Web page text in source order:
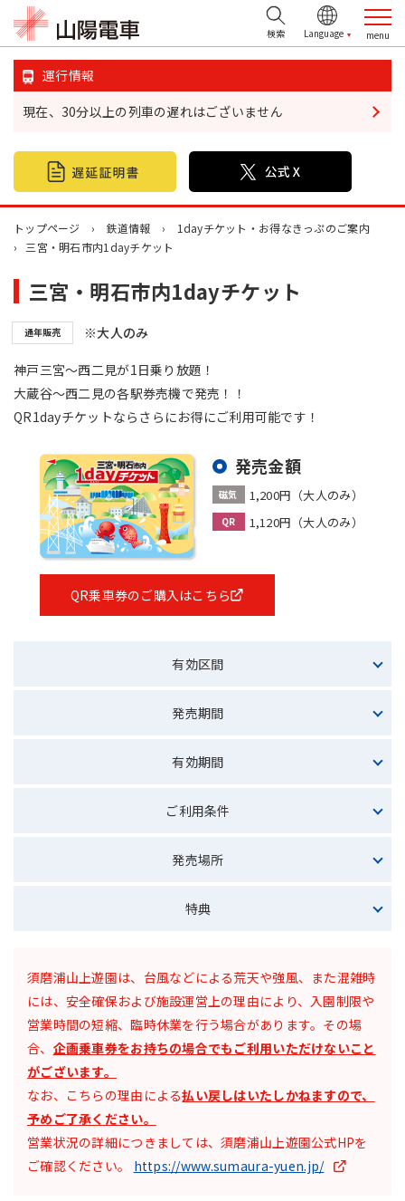
運行情報
現在、30分以上の列車の遅れはございません
トップページ 鉄道情報
1dayチケット・お得なきっぷのご案内
三宮・明石市内1dayチケット
三宮・明石市内1dayチケット
通年販売 ※大人のみ
神戸三宮〜西二見が1日乗り放題！
大蔵谷〜西二見の各駅券売機で発売！！
QR1dayチケットならさらにお得にご利用可能です！
発売金額
磁気 1,200円（大人のみ）
QR 1,120円（大人のみ）
QR乗車券のご購入はこちら
有効区間
発売期間
有効期間
ご利用条件
発売場所
特典
須磨浦山上遊園は、台風などによる荒天や強風、また混雑時
には、安全確保および施設運営上の理由により、入園制限や
営業時間の短縮、臨時休業を行う場合があります。その場
合、 企画乗車券をお持ちの場合でもご利用いただけないこと
がございます。
なお、こちらの理由による払い戻しはいたしかねますので、
予めご了承ください。
営業状況の詳細につきましては、須磨浦山上遊園公式HPを
ご確認ください。 https://www.sumaura-yuen.jp/
検索
おでかけ情報
不動産情報
お問い合わせ
お忘れ物について
採用情報
サイトマップ リンク集 個人情報の取扱いについて